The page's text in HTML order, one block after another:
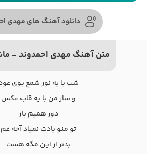
دانلود آهنگ های مهدی
متن آهنگ مهدی احمدوند -
شب با یه نور شمع بوی
و ساز من با یه قاب عکس
دور همیم باز
تو منو یادت نمیاد آخه غم
بدتر از این مگه هست